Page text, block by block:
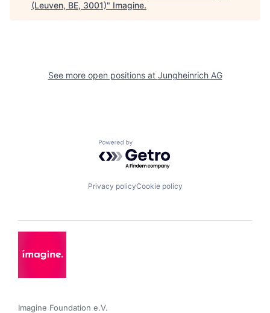
(Leuven, BE, 3001)" Imagine.
See more open positions at Jungheinrich AG
Powered by Getro.com
Privacy policyCookie policy
Imagine Foundation e.V.